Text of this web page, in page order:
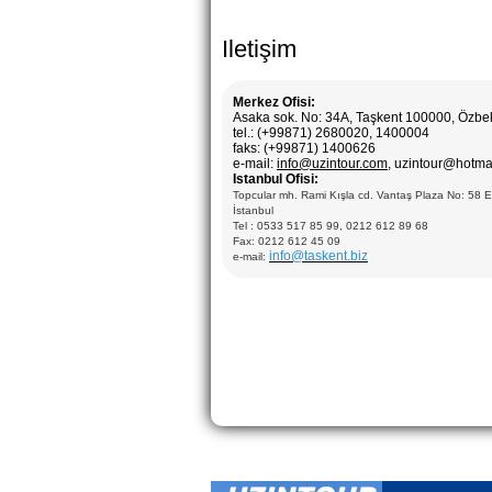
Iletişim
Merkez Ofisi:
Asaka sok. No: 34A, Taşkent 100000,
tel.: (+99871) 2680020, 1400004
faks: (+99871) 1400626
e-mail: info@uzintour.com,
Istanbul Ofisi:
Topcular mh. Rami Kışla cd. Vantaş Plaza No: 58
İstanbul
Tel : 0533 517 85 99, 0212 612 89 68
Fax: 0212 612 45 09
e-mail: info@taskent.biz